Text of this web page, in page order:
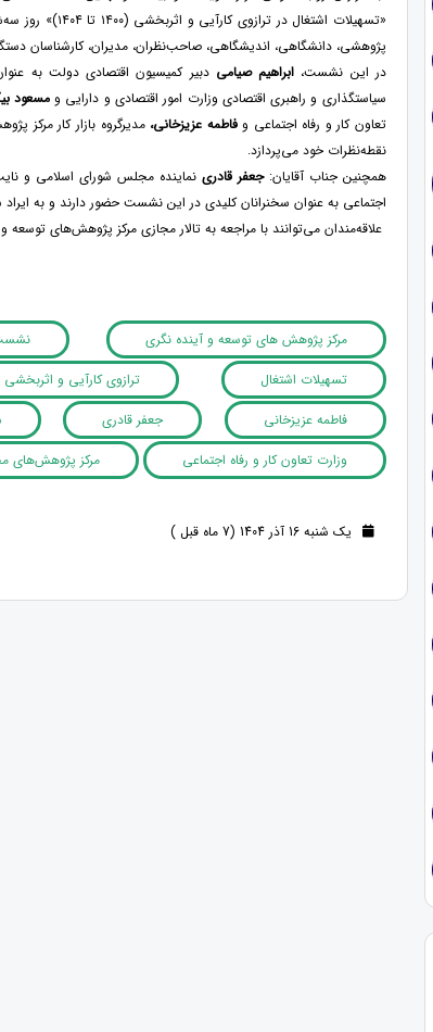
پژوهشی، دانشگاهی، اندیشگاهی، صاحب‌نظران، مدیران، کارشناسان
در این نشست، ابراهیم صیامی دبیر کمیسیون اقتصادی دولت به
سیاستگذاری و راهبری اقتصادی وزارت امور اقتصادی و دارایی ومسعود
تعاون کار و رفاه اجتماعی وفاطمه عزیزخانی،مدیرگروه بازار کار
نقطه‌نظرات خود می‌پردازد.
همچنین جناب آقایان:جعفر قادری نماینده مجلس شورای اسلامی و
اجتماعی به عنوان سخنرانان کلیدی در این نشست حضور دارند و به
علاقه‌مندان می‌توانند با مراجعه به تالار مجازی مرکز پژوهش‌های
مرکز پژوهش های توسعه و آینده نگری
تسهیلات اشتغال
ترازوی کارآیی و اثربخشی
فاطمه عزیزخانی
جعفر قادری
وزارت تعاون کار و رفاه اجتماعی
مرکز پژوهش‌های
یک شنبه 16 آذر 1404 (7 ماه قبل )